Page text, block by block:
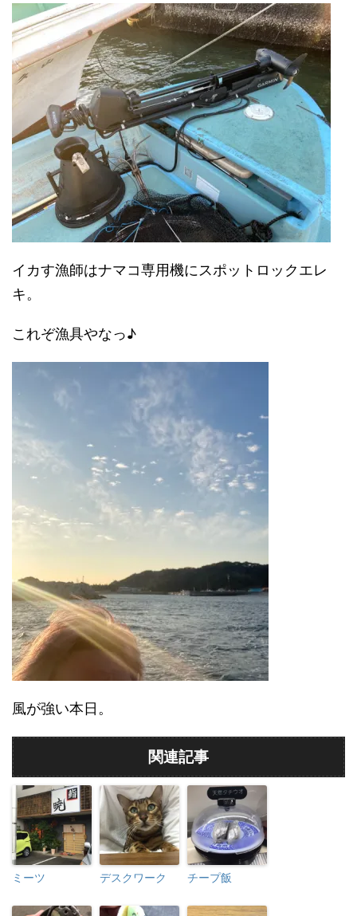
イカす漁師はナマコ専用機にスポットロックエレ
キ。
これぞ漁具やなっ♪
風が強い本日。
関連記事
ミーツ デスクワーク チープ飯